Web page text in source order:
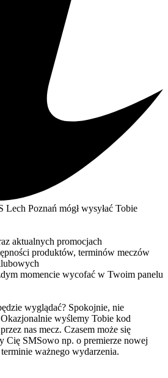
Poznań mógł wysyłać Tobie
aktualnych promocjach
produktów, terminów meczów
momencie wycofać w Twoim panelu
wyglądać? Spokojnie, nie
wyślemy Tobie kod
nas mecz. Czasem może się
Cię SMSowo np. o premierze nowej
ważnego wydarzenia.